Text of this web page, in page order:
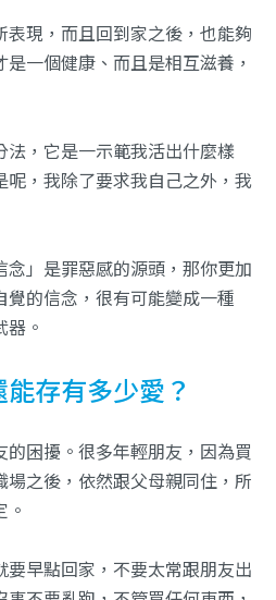
現，而且回到家之後，也能夠
一個健康、而且是相互滋養，
法，它是一示範我活出什麼樣
呢，我除了要求我自己之外，我
」是罪惡感的源頭，那你更加
的信念，很有可能變成一種
器。
存有多少愛？
困擾。很多年輕朋友，因為買
之後，依然跟父母親同住，所
早點回家，不要太常跟朋友出